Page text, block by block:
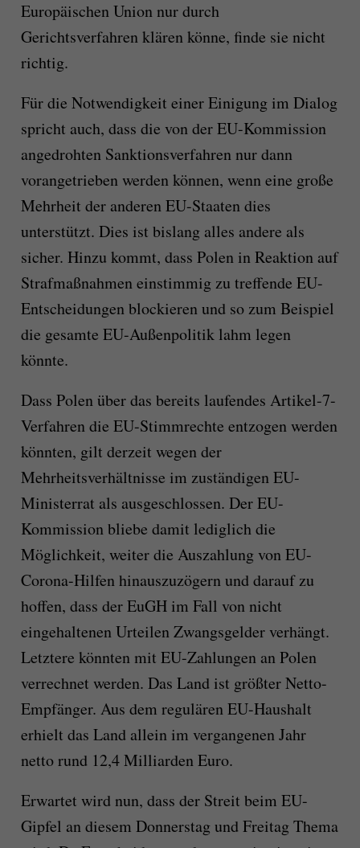
Europäischen Union nur durch
Gerichtsverfahren klären könne, finde sie nicht
richtig.
Für die Notwendigkeit einer Einigung im Dialog
spricht auch, dass die von der EU-Kommission
angedrohten Sanktionsverfahren nur dann
vorangetrieben werden können, wenn eine große
Mehrheit der anderen EU-Staaten dies
unterstützt. Dies ist bislang alles andere als
sicher. Hinzu kommt, dass Polen in Reaktion auf
Strafmaßnahmen einstimmig zu treffende EU-
Entscheidungen blockieren und so zum Beispiel
die gesamte EU-Außenpolitik lahm legen
könnte.
Dass Polen über das bereits laufendes Artikel-7-
Verfahren die EU-Stimmrechte entzogen werden
könnten, gilt derzeit wegen der
Mehrheitsverhältnisse im zuständigen EU-
Ministerrat als ausgeschlossen. Der EU-
Kommission bliebe damit lediglich die
Möglichkeit, weiter die Auszahlung von EU-
Corona-Hilfen hinauszuzögern und darauf zu
hoffen, dass der EuGH im Fall von nicht
eingehaltenen Urteilen Zwangsgelder verhängt.
Letztere könnten mit EU-Zahlungen an Polen
verrechnet werden. Das Land ist größter Netto-
Empfänger. Aus dem regulären EU-Haushalt
erhielt das Land allein im vergangenen Jahr
netto rund 12,4 Milliarden Euro.
Erwartet wird nun, dass der Streit beim EU-
Gipfel an diesem Donnerstag und Freitag Thema